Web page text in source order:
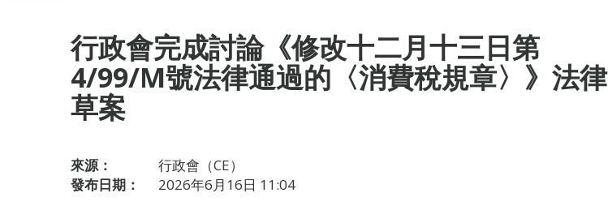
行政會完成討論《修改十二月十三日第
4/99/M號法律通過的〈消費稅規章〉》法律
草案
來源：
行政會（CE）
發布日期：
2026年6月16日 11:04